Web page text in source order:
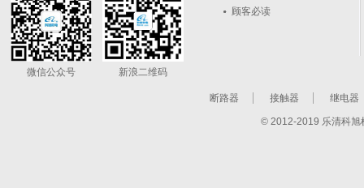
微信公众号 新浪二维码
顾客必读
断路器 接触器 继电器
© 2012-2019 乐清科旭